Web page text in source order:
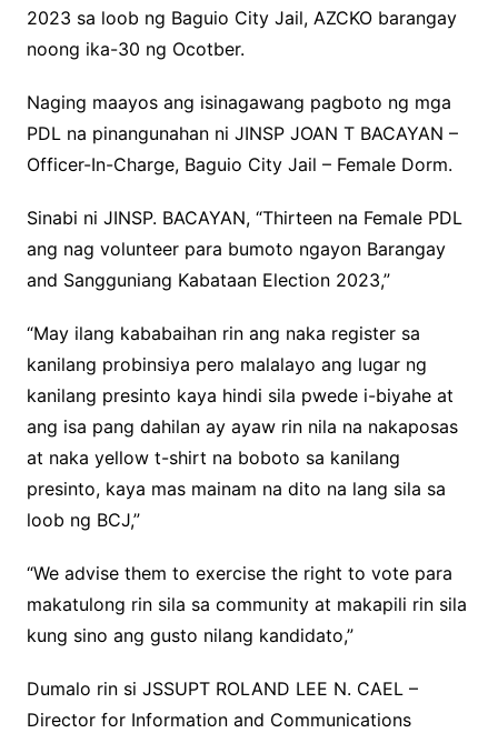
2023 sa loob ng Baguio City Jail, AZCKO barangay
noong ika-30 ng Ocotber.
Naging maayos ang isinagawang pagboto ng mga
PDL na pinangunahan ni JINSP JOAN T BACAYAN –
Officer-In-Charge, Baguio City Jail – Female Dorm.
Sinabi ni JINSP. BACAYAN, “Thirteen na Female PDL
ang nag volunteer para bumoto ngayon Barangay
and Sangguniang Kabataan Election 2023,”
“May ilang kababaihan rin ang naka register sa
kanilang probinsiya pero malalayo ang lugar ng
kanilang presinto kaya hindi sila pwede i-biyahe at
ang isa pang dahilan ay ayaw rin nila na nakaposas
at naka yellow t-shirt na boboto sa kanilang
presinto, kaya mas mainam na dito na lang sila sa
loob ng BCJ,”
“We advise them to exercise the right to vote para
makatulong rin sila sa community at makapili rin sila
kung sino ang gusto nilang kandidato,”
Dumalo rin si JSSUPT ROLAND LEE N. CAEL –
Director for Information and Communications